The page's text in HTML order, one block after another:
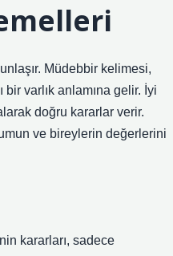
Müdebbir kelimesi,
varlık anlamına gelir. İyi
doğru kararlar verir.
ve bireylerin değerlerini
kararları, sadece